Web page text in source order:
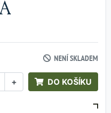
NENÍ SKLADEM
+ DO KOŠÍKU